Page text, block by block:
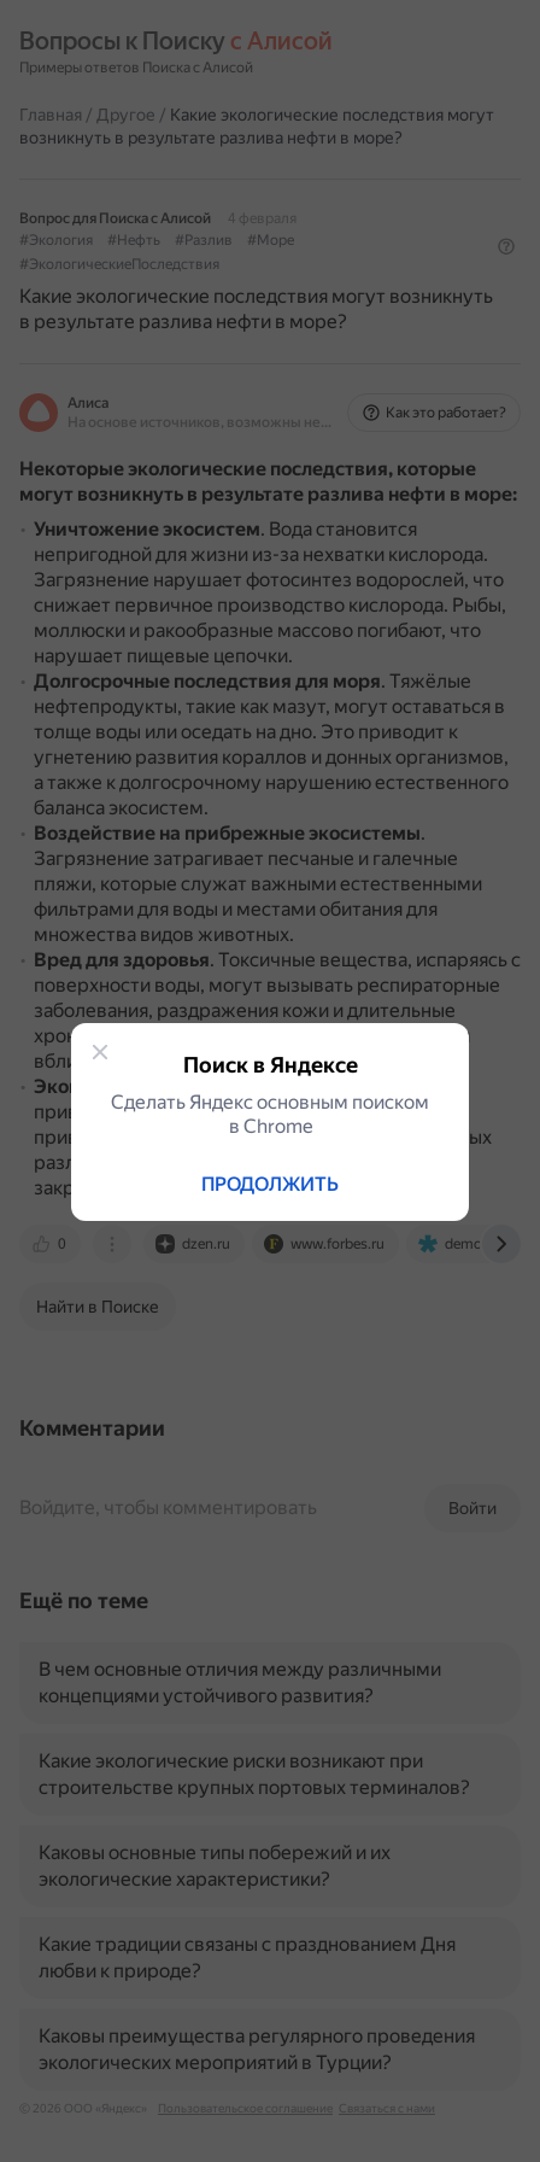
Вопросы к Поиску с Алисой
Примеры ответов Поиска с Алисой
Главная / Другое / Какие экологические последствия могут
возникнуть в результате разлива нефти в море?
Вопрос для Поиска с Алисой
4 февраля
#Экология
#Нефть #Разлив
#Море
#ЭкологическиеПоследствия
Какие экологические последствия могут возникнуть
в результате разлива нефти в море?
Алиса
На основе источников, возможны неточности
Как это работает?
Некоторые экологические последствия, которые
могут возникнуть в результате разлива нефти в море:
Уничтожение экосистем. Вода становится
непригодной для жизни из-за нехватки кислорода.
Загрязнение нарушает фотосинтез водорослей, что
снижает первичное производство кислорода. Рыбы,
моллюски и ракообразные массово погибают, что
нарушает пищевые цепочки.
Долгосрочные последствия для моря. Тяжёлые
нефтепродукты, такие как мазут, могут оставаться в
толще воды или оседать на дно. Это приводит к
угнетению развития кораллов и донных организмов,
а также к долгосрочному нарушению естественного
баланса экосистем.
Воздействие на прибрежные экосистемы.
Загрязнение затрагивает песчаные и галечные
пляжи, которые служат важными естественными
фильтрами для воды и местами обитания для
множества видов животных.
Вред для здоровья. Токсичные вещества, испаряясь с
поверхности воды, могут вызывать респираторные
заболевания, раздражения кожи и длительные
хронические заболевания у людей, находящихся
вблизи загрязнённых зон.
Экономические потери
приводит к снижению туристической
привлекательности региона.Также после крупных
разливов нефти рыбные промыслы часто
закрываются на годы из-за загрязнения.
0 dzen.ru www.forbes.ru
Найти в Поиске
Комментарии
Войти
Войдите, чтобы комментировать
Ещё по теме
В чем основные отличия между различными
концепциями устойчивого развития?
Какие экологические риски возникают при
строительстве крупных портовых терминалов?
Каковы основные типы побережий и их
экологические характеристики?
Какие традиции связаны с празднованием Дня
любви к природе?
Каковы преимущества регулярного проведения
экологических мероприятий в Турции?
© 2026 ООО «Яндекс» Пользовательское соглашение Связаться с нами
Поиск в Яндексе
Сделать Яндекс основным поиском
в Сhrome
ПРОДОЛЖИТЬ